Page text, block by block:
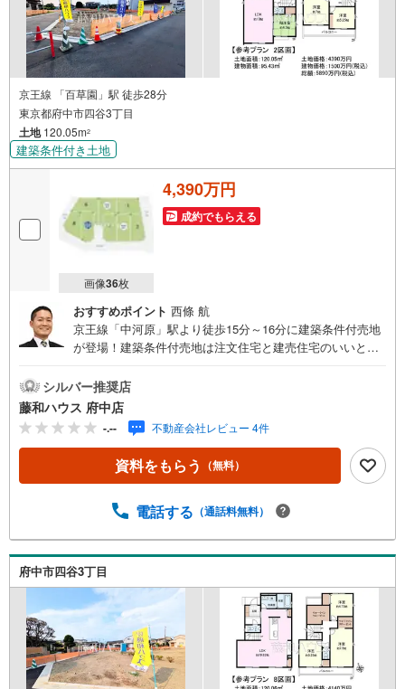
京王線 「百草園」駅 徒歩28分
東京都府中市四谷3丁目
土地120.05m2
建築条件付き土地
画像36枚
4,390万円
成約でもらえる
おすすめポイント 西條 航
京王線「中河原」駅より徒歩15分～16分に建築条件付売地
が登場！建築条件付売地は注文住宅と建売住宅のいいとこ
しますので、お気軽にお問い合わせください！
シルバー推奨店
藤和ハウス 府中店
-.-- 不動産会社レビュー 4件
資料をもらう （無料）
電話する （通話料無料）
府中市四谷3丁目